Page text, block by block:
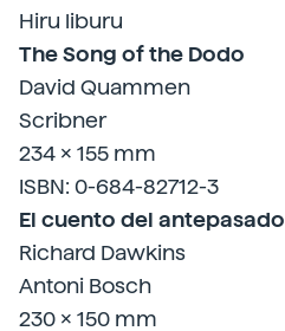
Hiru liburu
The Song of the Dodo
David Quammen
Scribner
234 x 155 mm
ISBN: 0-684-82712-3
El cuento del antepasado
Richard Dawkins
Antoni Bosch
230 x 150 mm